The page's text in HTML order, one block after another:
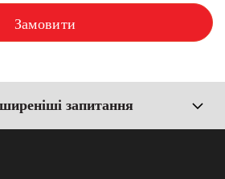
Замовити
запитання